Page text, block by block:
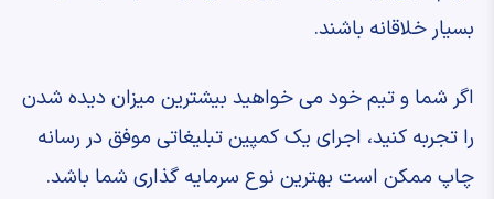
بسیار خلاقانه باشند.
اگر شما و تیم خود می خواهید بیشترین میزان دیده شدن
را تجربه کنید، اجرای یک کمپین تبلیغاتی موفق در رسانه
چاپ ممکن است بهترین نوع سرمایه گذاری شما باشد.